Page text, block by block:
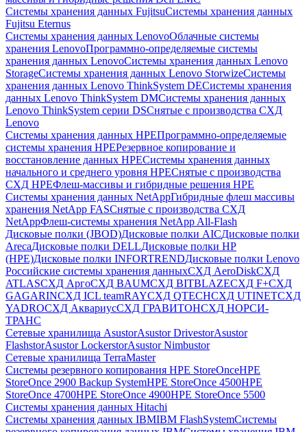
Системы хранения данных FujitsuСистемы хранения данных
Fujitsu Eternus
Системы хранения данных LenovoОблачные системы
хранения LenovoПрограммно-определяемые системы
хранения данных LenovoСистемы хранения данных Lenovo
StorageСистемы хранения данных Lenovo StorwizeСистемы
хранения данных Lenovo ThinkSystem DEСистемы хранения
данных Lenovo ThinkSystem DMСистемы хранения данных
Lenovo ThinkSystem серии DSСнятые с производства СХД
Lenovo
Системы хранения данных HPEПрограммно-определяемые
системы хранения HPEРезервное копирование и
восстановление данных HPEСистемы хранения данных
начального и среднего уровня HPEСнятые с производства
СХД HPEФлеш-массивы и гибридные решения HPE
Cистемы хранения данных NetAppГибридные флеш массивы
хранения NetApp FASСнятые с производства СХД
NetAppФлеш-системы хранения NetApp All-Flash
Дисковые полки (JBOD)Дисковые полки AICДисковые полки
ArecaДисковые полки DELLДисковые полки HP
(HPE)Дисковые полки INFORTRENDДисковые полки Lenovo
Российские системы хранения данныхСХД AeroDiskСХД
ATLASСХД AргоСХД BAUMСХД BITBLAZEСХД F+СХД
GAGARINСХД ICL teamRAYСХД QTECHСХД UTINETСХД
YADROСХД АквариусСХД ГРАВИТОНСХД НОРСИ-
ТРАНС
Сетевые хранилища AsustorAsustor DrivestorAsustor
FlashstorAsustor LockerstorAsustor Nimbustor
Сетевые хранилища TerraMaster
Системы резервного копирования HPE StoreOnceHPE
StoreOnce 2900 Backup SystemHPE StoreOnce 4500HPE
StoreOnce 4700HPE StoreOnce 4900HPE StoreOnce 5500
Системы хранения данных Hitachi
Системы хранения данных IBMIBM FlashSystemСистемы